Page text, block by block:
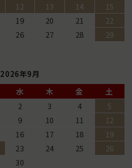
12 13 14
15
19 20 21
22
26 27 28
29
2026年9月
水 木 金
土
2 3 4
5
9 10 11
12
16 17 18
19
23 24 25
26
30